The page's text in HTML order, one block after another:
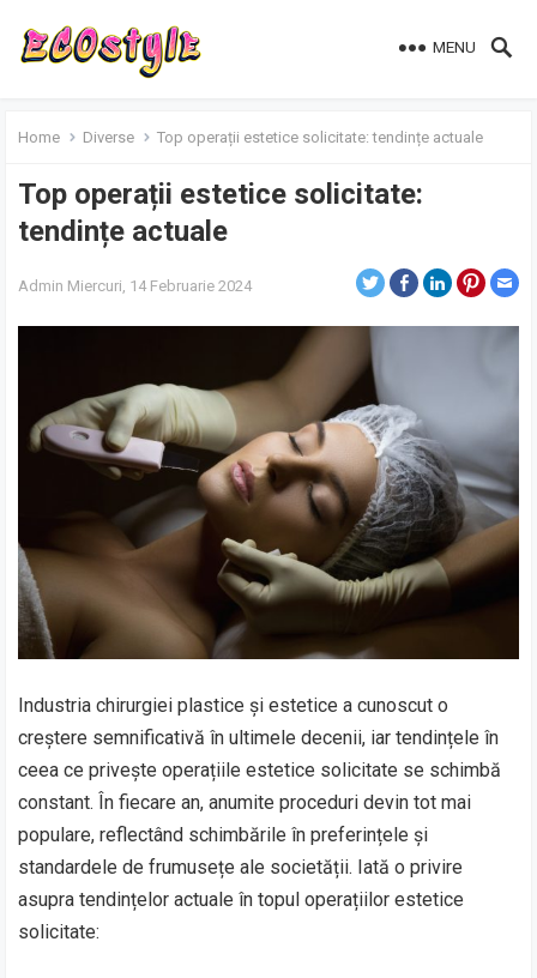
MENU
Home Diverse Top operații estetice solicitate: tendințe actuale
Top operații estetice solicitate:
tendințe actuale
Admin Miercuri, 14 Februarie 2024
Industria chirurgiei plastice și estetice a cunoscut o
creștere semnificativă în ultimele decenii, iar tendințele în
ceea ce privește operațiile estetice solicitate se schimbă
constant. În fiecare an, anumite proceduri devin tot mai
populare, reflectând schimbările în preferințele și
standardele de frumusețe ale societății. Iată o privire
asupra tendințelor actuale în topul operațiilor estetice
solicitate: